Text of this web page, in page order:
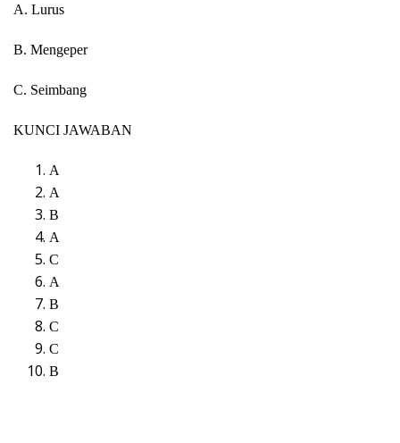
A. Lurus
B. Mengeper
C. Seimbang
KUNCI JAWABAN
A
A
B
A
C
A
B
C
C
B